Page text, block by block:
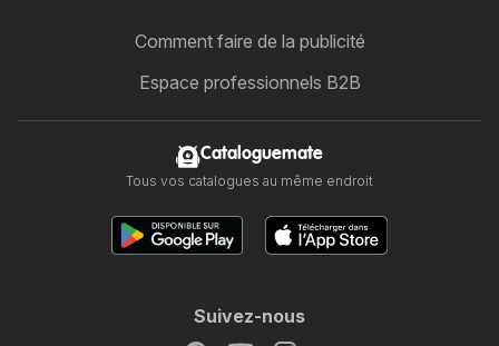
Comment faire de la publicité
Espace professionnels B2B
Cataloguemate
Tous vos catalogues au même endroit
Suivez-nous